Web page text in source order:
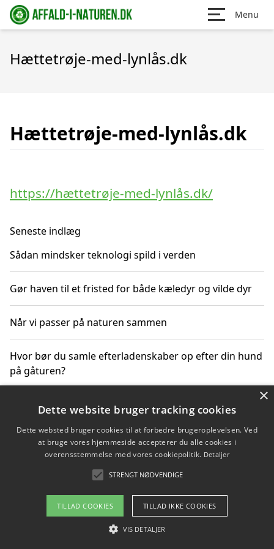
Menu
Hættetrøje-med-lynlås.dk
Hættetrøje-med-lynlås.dk
https://hættetrøje-med-lynlås.dk/
Seneste indlæg
Sådan mindsker teknologi spild i verden
Gør haven til et fristed for både kæledyr og vilde dyr
Når vi passer på naturen sammen
Hvor bør du samle efterladenskaber op efter din hund
på gåturen?
Sådan rydder du effektivt op efter et stort event
Copyright 2026 - Pilanto Aps
Om / kontakt
Blog Betingelser
×
Dette website bruger tracking cookies
Dette websted bruger cookies til at forbedre brugeroplevelsen. Ved
at bruge vores hjemmeside accepterer du alle cookies i
overensstemmelse med vores cookiepolitik. Detaljer
STRENGT NØDVENDIGE
TILLAD COOKIES TILLAD IKKE COOKIES
VIS DETALJER